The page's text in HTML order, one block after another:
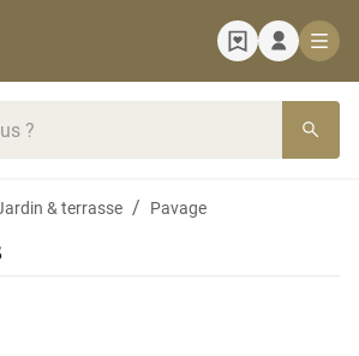
& terrasse Pavage